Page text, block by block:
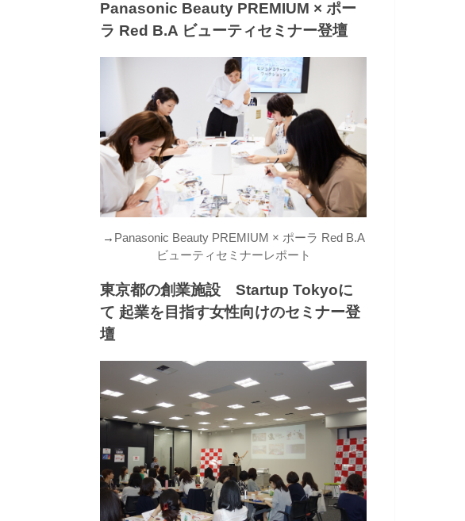
Panasonic Beauty PREMIUM × ポー
ラ Red B.A ビューティセミナー登壇
→ Panasonic Beauty PREMIUM × ポーラ Red B.A
ビューティセミナーレポート
東京都の創業施設 Startup Tokyoに
て 起業を目指す女性向けのセミナー登
壇